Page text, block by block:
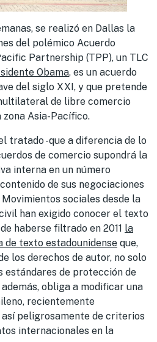
se realizó en Dallas la
del polémico Acuerdo
Partnership (TPP), un TLC
Obama, es un acuerdo
del siglo XXI, y que pretende
de libre comercio
Asia-Pacífico.
tratado -que a diferencia de lo
de comercio supondrá la
interna en un número
de sus negociaciones
Movimientos sociales desde la
han exigido conocer el texto
haberse filtrado en 2011 la
texto estadounidense que,
los derechos de autor, no solo
estándares de protección de
obliga a modificar una
recientemente
peligrosamente de criterios
internacionales en la